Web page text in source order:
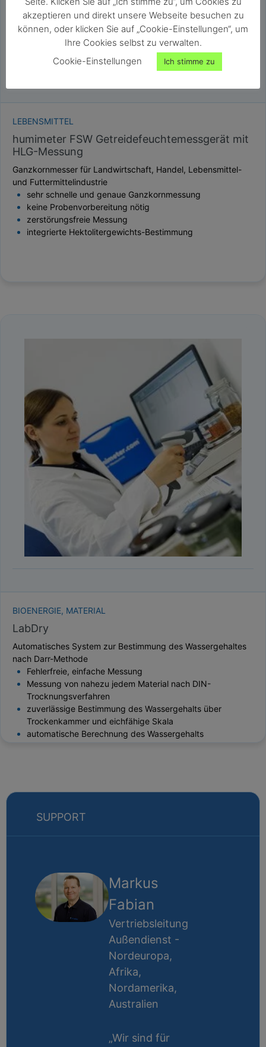
LEBENSMITTEL
humimeter FSW Getreidefeuchtemessgerät mit
HLG-Messung
Ganzkornmesser für Landwirtschaft, Handel, Lebensmittel-
und Futtermittelindustrie
sehr schnelle und genaue Ganzkornmessung
keine Probenvorbereitung nötig
zerstörungsfreie Messung
integrierte Hektolitergewichts-Bestimmung
BIOENERGIE, MATERIAL
LabDry
Automatisches System zur Bestimmung des Wassergehaltes
nach Darr-Methode
Fehlerfreie, einfache Messung
Messung von nahezu jedem Material nach DIN-
Trocknungsverfahren
zuverlässige Bestimmung des Wassergehalts über
Trockenkammer und eichfähige Skala
automatische Berechnung des Wassergehalts
SUPPORT
Markus
Fabian
Vertriebsleitung
Außendienst -
Nordeuropa,
Afrika,
Nordamerika,
Australien
„Wir sind für
akzeptieren und direkt unsere Webseite besuchen zu
können, oder klicken Sie auf „Cookie-Einstellungen“, um
Ihre Cookies selbst zu verwalten.
Cookie-Einstellungen
Ich stimme zu